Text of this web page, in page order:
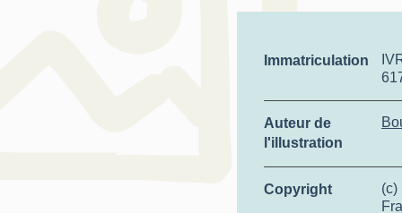
Immatriculation
Auteur de
l'illustration
Copyright
(c)